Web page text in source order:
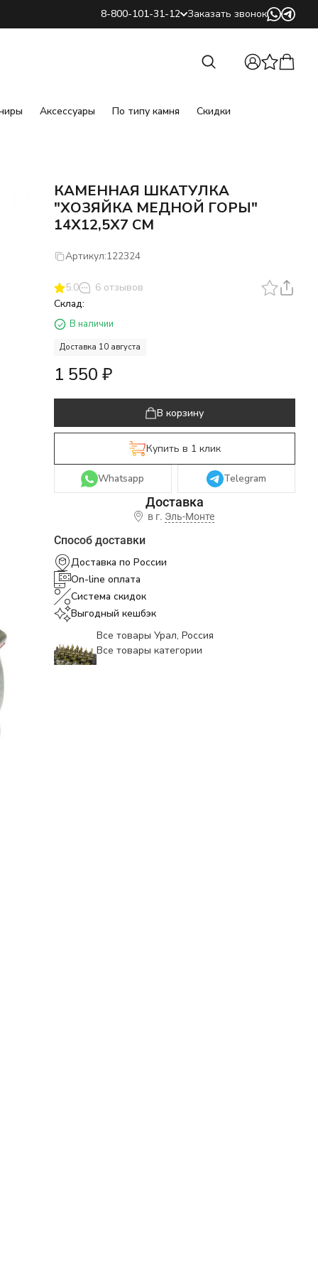
8-800-101-31-12 Заказать звонок
Аксессуары По типу камня Скидки
Найти
КАМЕННАЯ ШКАТУЛКА
"ХОЗЯЙКА МЕДНОЙ ГОРЫ"
14Х12,5Х7 СМ
Артикул:122324
5.0
6 отзывов
Склад:
В наличии
Доставка 10 августа
1 550 ₽
В корзину
Купить в 1 клик
Whatsapp Telegram
в г. Эль-Монте
Способ доставки
Доставка по России
On-line оплата
Система скидок
Выгодный кешбэк
Все товары Урал, Россия
Все товары категории